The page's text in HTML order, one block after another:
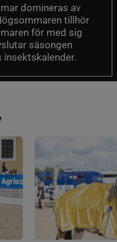
domineras av
tillhör
för med sig
säsongen
insektskalender.